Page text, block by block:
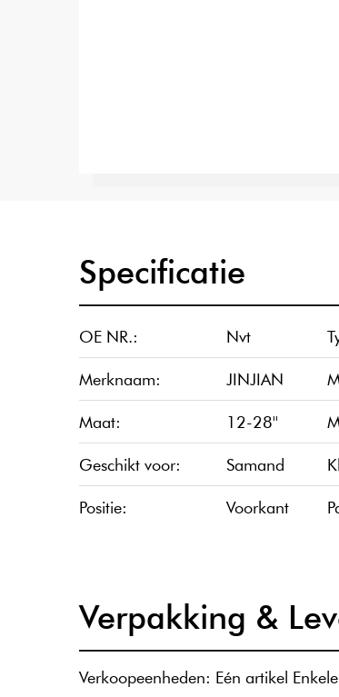
Specificatie
OE NR.: Nvt
Merknaam:
JINJIAN
Maat:
12-28''
Geschikt voor:
Samand
Positie:
Voorkant
Verpakking &
Verkoopeenheden: Eén artikel